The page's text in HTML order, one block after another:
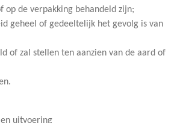
op de verpakking behandeld zijn;
geheel of gedeeltelijk het gevolg is van
of zal stellen ten aanzien van de aard of
uitvoering